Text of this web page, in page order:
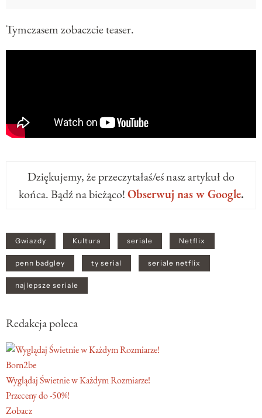
Tymczasem zobaczcie teaser.
Dziękujemy, że przeczytałaś/eś nasz artykuł do
końca. Bądź na bieżąco!Obserwuj nas w Google.
Gwiazdy Kultura seriale Netflix
penn badgley ty serial seriale netflix
najlepsze seriale
Redakcja poleca
Born2be
Wyglądaj Świetnie w Każdym Rozmiarze!
Przeceny do -50%!
Zobacz